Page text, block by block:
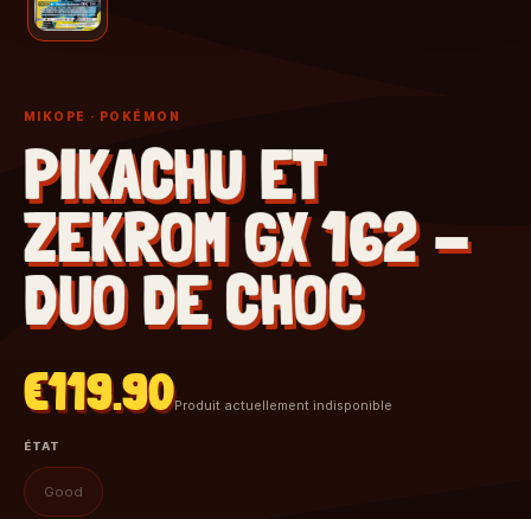
MIKOPE · POKÉMON
PIKACHU ET
ZEKROM GX 162 -
DUO DE CHOC
€119.90Produit actuellement indisponible
ÉTAT
Good